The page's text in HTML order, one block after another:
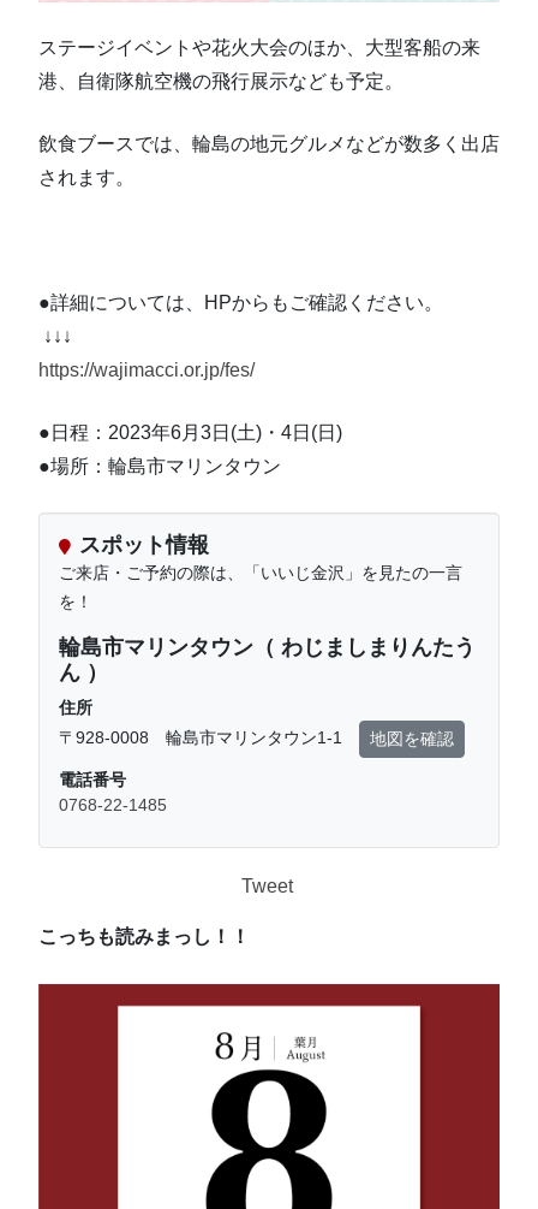
ステージイベントや花火大会のほか、大型客船の来
港、自衛隊航空機の飛行展示なども予定。
飲食ブースでは、輪島の地元グルメなどが数多く出店
されます。
●詳細については、HPからもご確認ください。
↓↓↓
https://wajimacci.or.jp/fes/
●日程：2023年6月3日(土)・4日(日)
●場所：輪島市マリンタウン
スポット情報
ご来店・ご予約の際は、「いいじ金沢」を見たの一言
を！
輪島市マリンタウン（ わじましまりんたう
ん ）
住所
〒928-0008 輪島市マリンタウン1-1
地図を確認
電話番号
0768-22-1485
Tweet
こっちも読みまっし！！